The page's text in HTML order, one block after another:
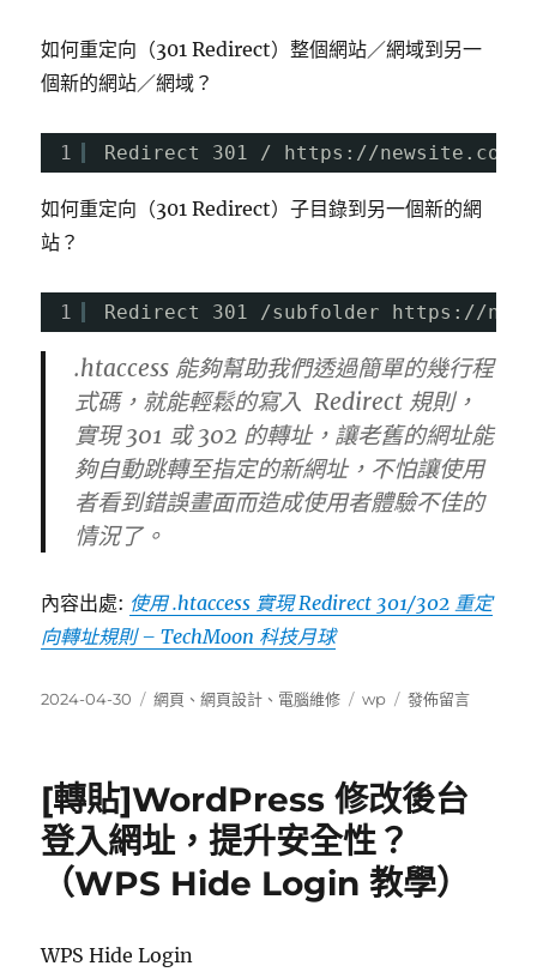
如何重定向（301 Redirect）整個網站／網域到另一
個新的網站／網域？
1 Redirect 301 / https://newsite.com/
如何重定向（301 Redirect）子目錄到另一個新的網
站？
1 Redirect 301 /subfolder https://
.htaccess 能夠幫助我們透過簡單的幾行程
式碼，就能輕鬆的寫入 Redirect 規則，
實現 301 或 302 的轉址，讓老舊的網址能
夠自動跳轉至指定的新網址，不怕讓使用
者看到錯誤畫面而造成使用者體驗不佳的
情況了。
內容出處: 使用 .htaccess 實現 Redirect 301/302 重定
向轉址規則 – TechMoon 科技月球
發
2024-04-30
分
網頁 、網頁設計 、 電腦維修
標
wp
在
用
現
Redirect
發佈留言
[轉貼]WordPress 修改後台
登入網址，提升安全性？
（WPS Hide Login 教學）
WPS Hide Login